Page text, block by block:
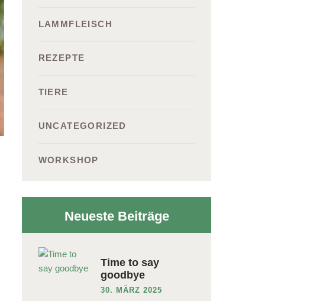
LAMMFLEISCH
REZEPTE
TIERE
UNCATEGORIZED
WORKSHOP
Neueste Beiträge
Time to say
goodbye
30. MÄRZ 2025